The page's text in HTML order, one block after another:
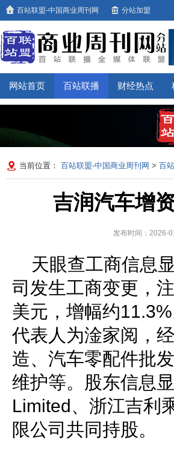
百站联盟-中国商业周刊网 分站加盟
网站首页 百站联播 财经热点
当前位置： 百站联盟-中国商业周刊网 > 百
吉润汽车增
发布时间：2026-
天眼查工商信息
司发生工商变更，
美元，增幅约
代表人为淦家阅，
造、汽车零配件批
维护等。股东信息
Limited、浙江吉利
限公司共同持股。